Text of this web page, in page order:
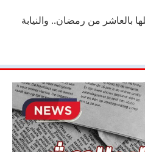
بالعاشر من رمضان.. والنيابة